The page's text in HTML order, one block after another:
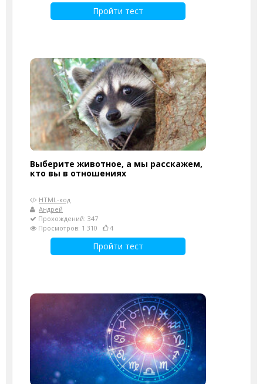
Пройти тест
Выберите животное, а мы расскажем,
кто вы в отношениях
HTML-код
Андрей
Прохождений: 347
Просмотров: 1 310
4
Пройти тест